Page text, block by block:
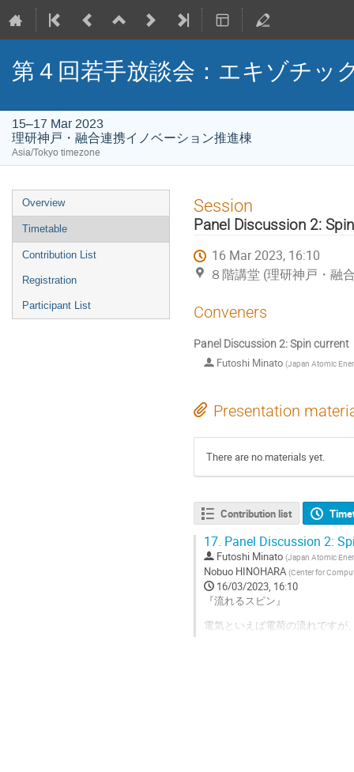
第４回若手放談会：エキゾチッ
15–17 Mar 2023
理研神戸・融合連携イノベーション推進棟
Asia/Tokyo timezone
Event
menu
Overview
Timetable
Contribution List
Registration
Participant List
Session
Panel Discussion 2:
16 Mar 2023, 16:10
８階講堂 (理研神戸・融
Conveners
Panel Discussion 2: Spin current
Futoshi Minato (Japan Atomic
Presentation
There are no materials yet.
Contribution list
17. Panel Discussion 2:
Futoshi Minato (Japan Atomic
Nobuo HINOHARA (Center for
16/03/2023, 16:10
『流れるスピン』
電気といえば電荷の流れですが